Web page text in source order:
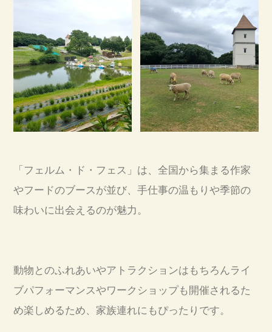
「フェルム・ド・フェス」は、全国から集まる作家
やフードのブースが並び、手仕事の温もりや季節の
味わいに出会えるのが魅力。
動物とのふれあいやアトラクションはもちろんライ
ブパフォーマンスやワークショップも開催されるた
め楽しめるため、家族連れにもぴったりです。